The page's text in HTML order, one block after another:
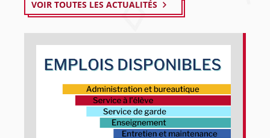
VOIR TOUTES LES ACTUALITÉS